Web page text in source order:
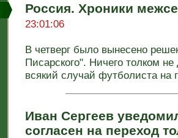
Россия. Хроники
23:01:06
В четверг было вынесено
Писарского". Ничего толком
всякий случай футболиста на
Иван Сергеев
согласен на переход